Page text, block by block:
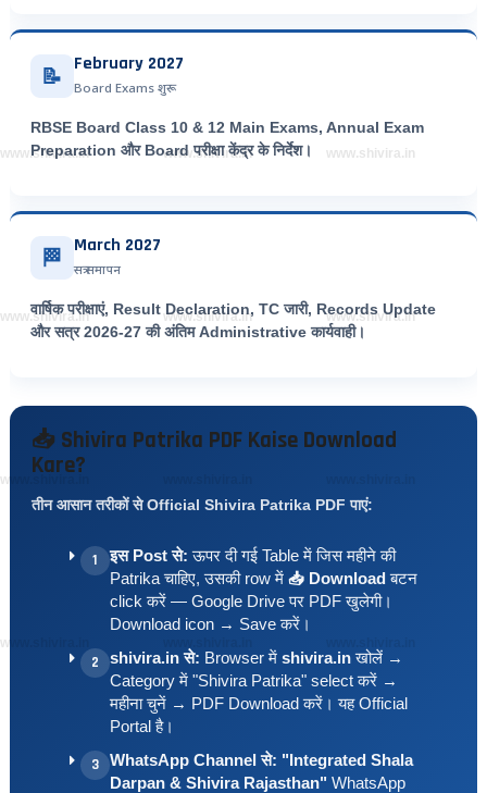
📝
February 2027
Board Exams शुरू
RBSE Board Class 10 & 12 Main Exams, Annual Exam
Preparation और Board परीक्षा केंद्र के निर्देश।
🏁
March 2027
सत्र समापन
वार्षिक परीक्षाएं, Result Declaration, TC जारी, Records Update
और सत्र 2026-27 की अंतिम Administrative कार्यवाही।
📥 Shivira Patrika PDF Kaise Download
Kare?
तीन आसान तरीकों से Official Shivira Patrika PDF पाएं:
1 इस Post से: ऊपर दी गई Table में जिस महीने की
Patrika चाहिए, उसकी row में 📥 Download बटन
click करें — Google Drive पर PDF खुलेगी।
Download icon → Save करें।
2 shivira.in से: Browser में shivira.inखोलें →
Category में "Shivira Patrika" select करें →
महीना चुनें → PDF Download करें। यह Official
Portal है।
3 WhatsApp Channel से: "Integrated Shala
Darpan & Shivira Rajasthan" WhatsApp
www.shivira.in
www.shivira.in
www.shivira.in
www.shivira.in
www.shivira.in
www.shivira.in
www.shivira.in
www.shivira.in